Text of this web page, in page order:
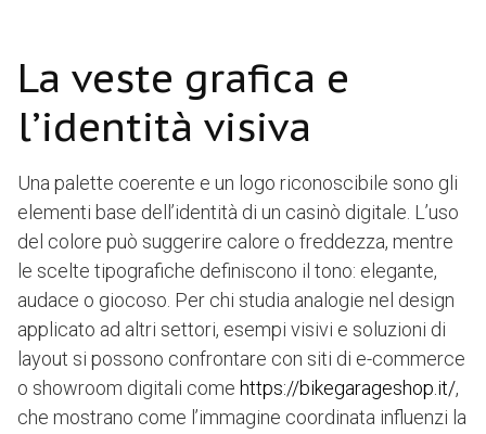
La veste grafica e
l’identità visiva
Una palette coerente e un logo riconoscibile sono gli
elementi base dell’identità di un casinò digitale. L’uso
del colore può suggerire calore o freddezza, mentre
le scelte tipografiche definiscono il tono: elegante,
audace o giocoso. Per chi studia analogie nel design
applicato ad altri settori, esempi visivi e soluzioni di
layout si possono confrontare con siti di e-commerce
o showroom digitali come https://bikegarageshop.it/,
che mostrano come l’immagine coordinata influenzi la